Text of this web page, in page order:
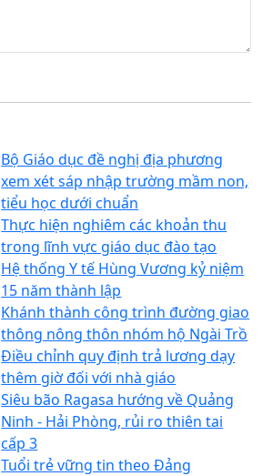
Bộ Giáo dục đề nghị địa phương
xem xét sáp nhập trường mầm non,
tiểu học dưới chuẩn
Thực hiện nghiêm các khoản thu
trong lĩnh vực giáo dục đào tạo
Hệ thống Y tế Hùng Vương kỷ niệm
15 năm thành lập
Khánh thành công trình đường giao
thông nông thôn nhóm hộ Ngài Trồ
Điều chỉnh quy định trả lương dạy
thêm giờ đối với nhà giáo
Siêu bão Ragasa hướng về Quảng
Ninh - Hải Phòng, rủi ro thiên tai
cấp 3
Tuổi trẻ vững tin theo Đảng